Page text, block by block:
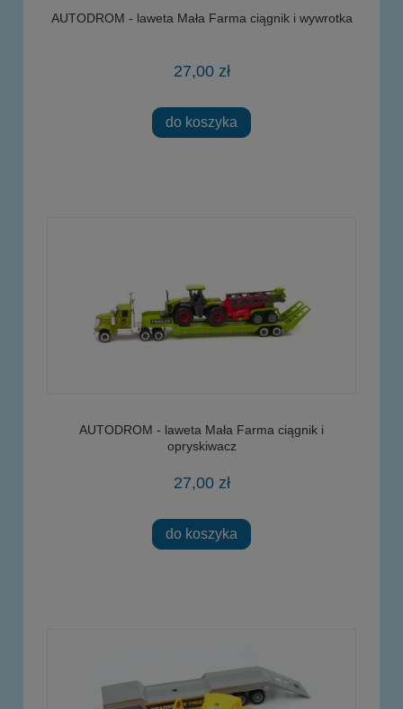
AUTODROM - laweta Mała Farma ciągnik i wywrotka
27,00 zł
do koszyka
AUTODROM - laweta Mała Farma ciągnik i
opryskiwacz
27,00 zł
do koszyka